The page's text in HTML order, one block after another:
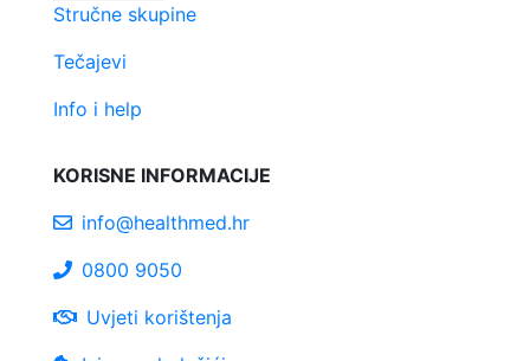
Stručne skupine
Tečajevi
Info i help
KORISNE INFORMACIJE
info@healthmed.hr
0800 9050
Uvjeti korištenja